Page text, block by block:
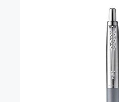
Sonnet (от 13'000 р.)
Parker 51 (от 14'600 р.)